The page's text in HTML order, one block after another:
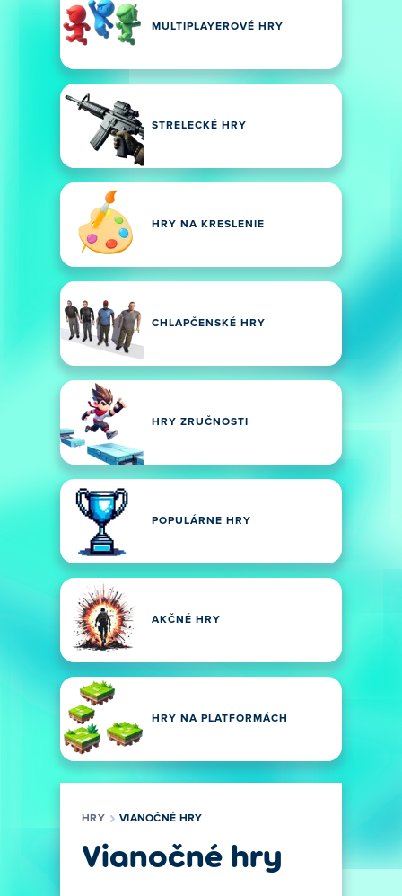
MULTIPLAYEROVÉ HRY
STRELECKÉ HRY
HRY NA KRESLENIE
CHLAPČENSKÉ HRY
HRY ZRUČNOSTI
POPULÁRNE HRY
AKČNÉ HRY
HRY NA PLATFORMÁCH
HRY VIANOČNÉ HRY
Vianočné hry